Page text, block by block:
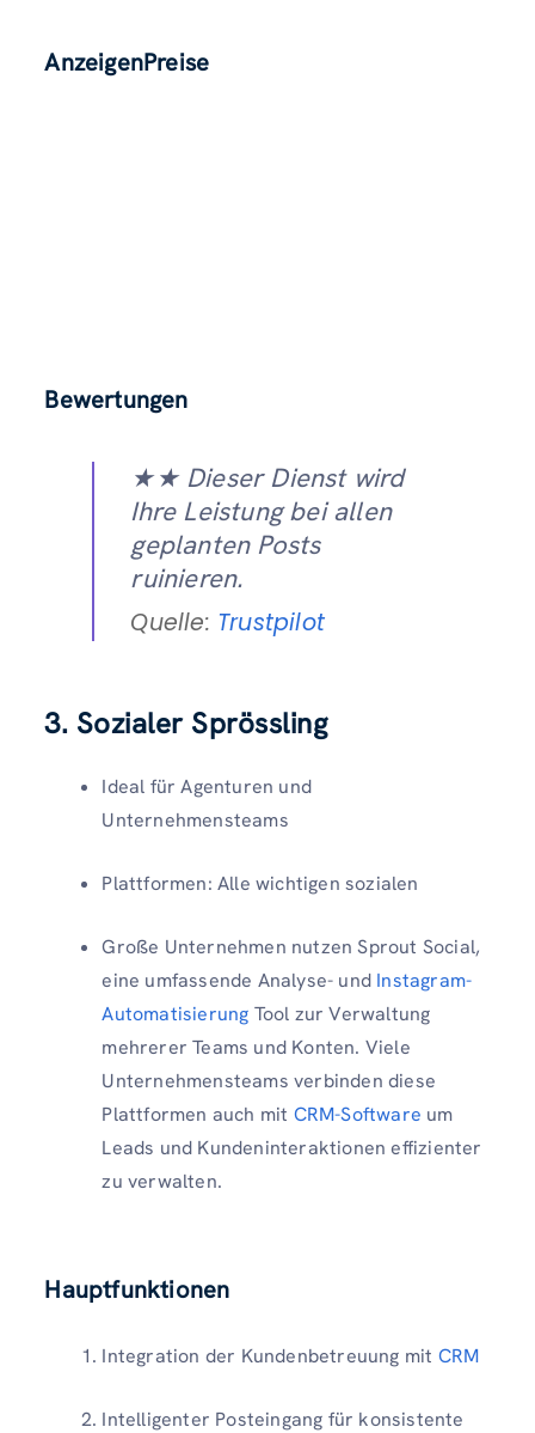
AnzeigenPreise
Bewertungen
★★ Dieser Dienst wird
Ihre Leistung bei allen
geplanten Posts
ruinieren.
Quelle: Trustpilot
3. Sozialer Sprössling
Ideal für Agenturen und
Unternehmensteams
Plattformen: Alle wichtigen sozialen
Große Unternehmen nutzen Sprout Social,
eine umfassende Analyse- und Instagram-
Automatisierung Tool zur Verwaltung
mehrerer Teams und Konten. Viele
Unternehmensteams verbinden diese
Plattformen auch mit CRM-Software um
Leads und Kundeninteraktionen effizienter
zu verwalten.
Hauptfunktionen
Integration der Kundenbetreuung mit CRM
Intelligenter Posteingang für konsistente